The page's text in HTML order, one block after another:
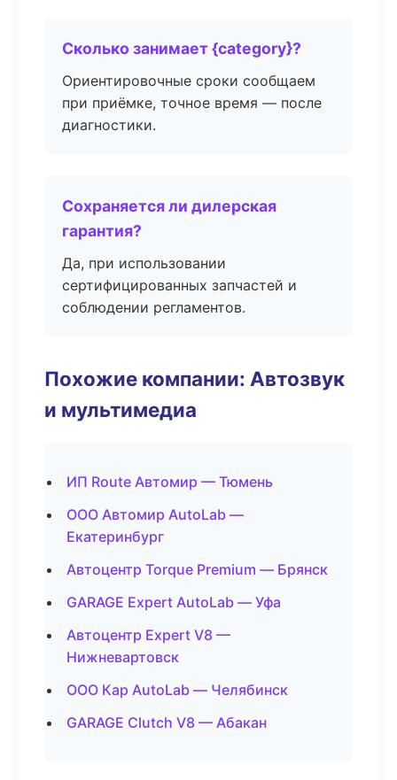
Сколько занимает {category}?
Ориентировочные сроки сообщаем
при приёмке, точное время — после
диагностики.
Сохраняется ли дилерская
гарантия?
Да, при использовании
сертифицированных запчастей и
соблюдении регламентов.
Похожие компании: Автозвук
и мультимедиа
ИП Route Автомир — Тюмень
ООО Автомир AutoLab —
Екатеринбург
Автоцентр Torque Premium — Брянск
GARAGE Expert AutoLab — Уфа
Автоцентр Expert V8 —
Нижневартовск
ООО Кар AutoLab — Челябинск
GARAGE Clutch V8 — Абакан